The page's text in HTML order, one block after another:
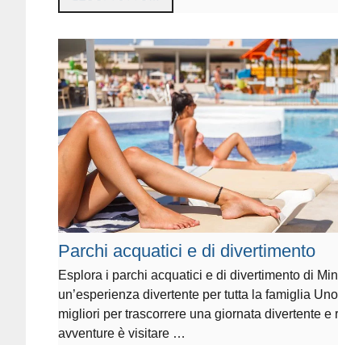
Parchi acquatici e di divertimento
Esplora i parchi acquatici e di divertimento di
un’esperienza divertente per tutta la famiglia
migliori per trascorrere una giornata divertente e
avventure è visitare …